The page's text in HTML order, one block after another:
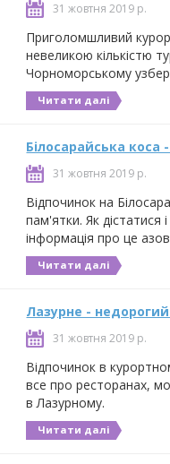
31 жовтня 2019 р.
Приголомшливий
невеликою кількістю
Чорноморському
Читати далі
Білосарайська коса
31 жовтня 2019 р.
Відпочинок на
пам'ятки. Як дістатися
інформація про це
Читати далі
Лазурне -
31 жовтня 2019 р.
Відпочинок в
все про ресторанах,
в Лазурному.
Читати далі